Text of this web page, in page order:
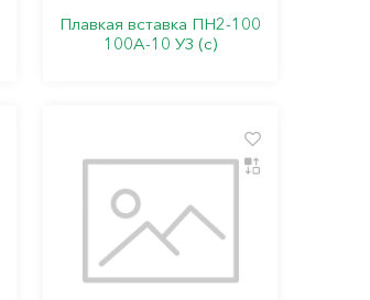
Плавкая вставка ПН2-100
100А-10 УЗ (с)